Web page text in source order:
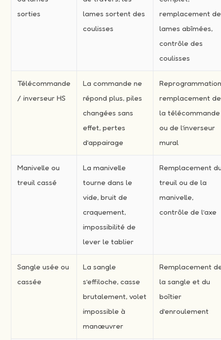
sorties
lames sortent des
coulisses
remplacement de
lames abîmées,
contrôle des
coulisses
Télécommande
/ inverseur HS
La commande ne
répond plus, piles
changées sans
effet, pertes
d’appairage
remplacement de
la télécommande
ou de l’inverseur
mural
Manivelle ou
treuil cassé
La manivelle
tourne dans le
vide, bruit de
craquement,
impossibilité de
lever le tablier
Remplacement
treuil ou de la
manivelle,
contrôle de l’axe
Sangle usée ou
cassée
La sangle
s’effiloche, casse
brutalement, volet
impossible à
manœuvrer
Remplacement
la sangle et du
boîtier
d’enroulement